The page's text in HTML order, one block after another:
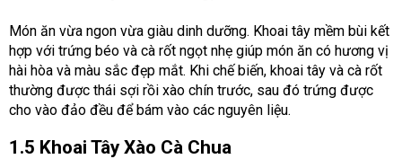
Món ăn vừa ngon vừa giàu dinh dưỡng. Khoai tây mềm bùi kết
hợp với trứng béo và cà rốt ngọt nhẹ giúp món ăn có hương vị
hài hòa và màu sắc đẹp mắt. Khi chế biến, khoai tây và cà rốt
thường được thái sợi rồi xào chín trước, sau đó trứng được
cho vào đảo đều để bám vào các nguyên liệu.
1.5 Khoai Tây Xào Cà Chua